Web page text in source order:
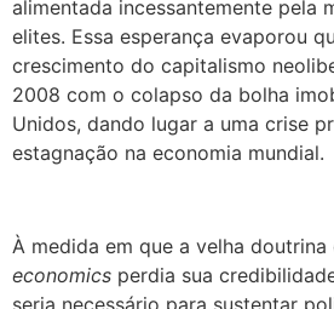
alimentada incessantemente pela
elites. Essa esperança evaporou
crescimento do capitalismo
2008 com o colapso da bolha
Unidos, dando lugar a uma crise
estagnação na economia mundial.
À medida em que a velha doutrina
economics perdia sua
seria necessário para sustentar